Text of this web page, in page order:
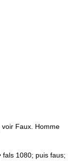
Faux. Homme
1080; puis faus;